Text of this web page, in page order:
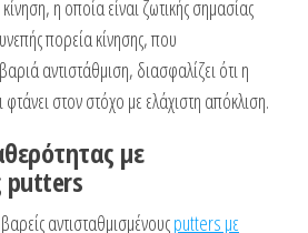
η οποία είναι ζωτικής σημασίας
πορεία κίνησης, που
αντιστάθμιση, διασφαλίζει ότι η
στον στόχο με ελάχιστη απόκλιση.
με
putters
αντισταθμισμένουςputters με